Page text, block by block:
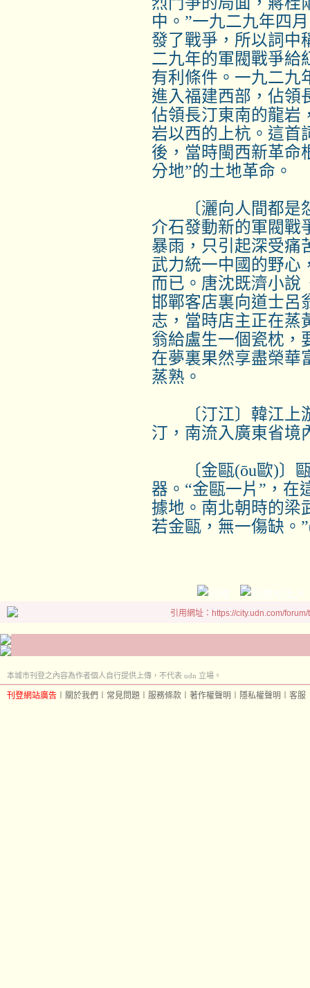
中。”一九二九年四
發了戰爭，所以詞中
二九年的軍閥戰爭給
有利條件。一九二九
進入福建西部，佔領
佔領長汀東南的龍岩
岩以西的上杭。這首
後，當時閩西新革命
分地”的土地革命。
〔灑向人間都是
介石發動新的軍閥戰
暴雨，只引起深受痛
武力統一中國的野心
而已。唐沈既濟小說
邯鄲客店裏向道士呂
志，當時店主正在蒸
翁給盧生一個瓷枕，
在夢裏果然享盡榮華
蒸熟。
〔汀江〕韓江上
汀，南流入廣東省境
〔金甌(ōu歐)〕
器。“金甌一片”，在
據地。南北朝時的梁
若金甌，無一傷缺。”
引用網址：https://city.udn.com/
本城市刊登之內容為作者個人自行提供上傳，不代表 udn 立場。
刊登網站廣告 關於我們 常見問題 服務條款 著作權聲明 隱私權聲明 客服